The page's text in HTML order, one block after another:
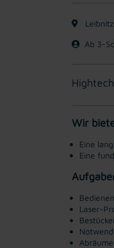
Ab 3-
Wir
Eine
Eine
Laser-